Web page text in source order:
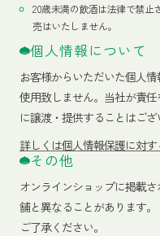
20歳未満の飲酒は法律で禁止
売はいたしません。
個人情報について
お客様からいただいた個人
使用致しません。当社が責
に譲渡・提供することはござ
詳しくは個人情報保護に対す
その他
オンラインショップに掲載
舗と異なることがあります。
ご了承ください。